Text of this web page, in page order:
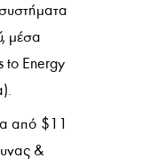
μέσα
to Energy
από $11
&